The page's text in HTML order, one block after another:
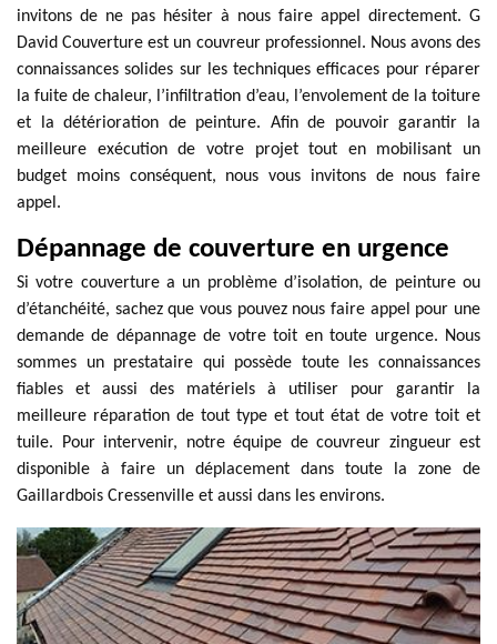
invitons de ne pas hésiter à nous faire appel directement. G
David Couverture est un couvreur professionnel. Nous avons des
connaissances solides sur les techniques efficaces pour réparer
la fuite de chaleur, l’infiltration d’eau, l’envolement de la toiture
et la détérioration de peinture. Afin de pouvoir garantir la
meilleure exécution de votre projet tout en mobilisant un
budget moins conséquent, nous vous invitons de nous faire
appel.
Dépannage de couverture en urgence
Si votre couverture a un problème d’isolation, de peinture ou
d’étanchéité, sachez que vous pouvez nous faire appel pour une
demande de dépannage de votre toit en toute urgence. Nous
sommes un prestataire qui possède toute les connaissances
fiables et aussi des matériels à utiliser pour garantir la
meilleure réparation de tout type et tout état de votre toit et
tuile. Pour intervenir, notre équipe de couvreur zingueur est
disponible à faire un déplacement dans toute la zone de
Gaillardbois Cressenville et aussi dans les environs.